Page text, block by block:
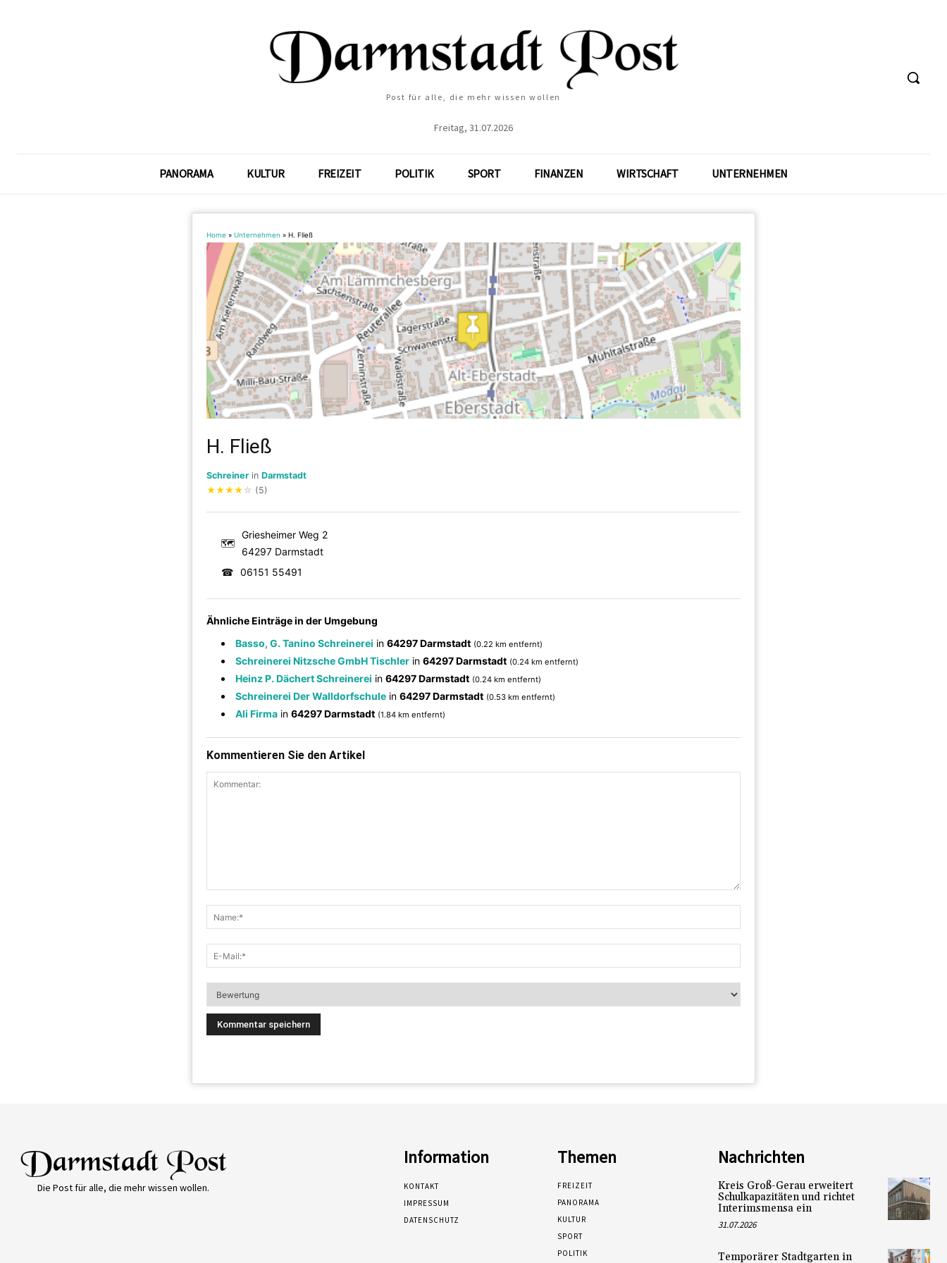
Post für alle, die mehr wissen wollen
Freitag, 31.07.2026
PANORAMA KULTUR FREIZEIT POLITIK SPORT FINANZEN WIRTSCHAFT UNTERNEHMEN
Home » Unternehmen » H. Fließ
H. Fließ
Schreiner in Darmstadt
★★★★ ☆ (5)
🗺
Griesheimer Weg 2
64297 Darmstadt
☎ 06151 55491
Ähnliche Einträge in der Umgebung
Basso, G. Tanino Schreinerei in 64297 Darmstadt (0.22 km entfernt)
Schreinerei Nitzsche GmbH Tischler in 64297 Darmstadt (0.24 km entfernt)
Heinz P. Dächert Schreinerei in 64297 Darmstadt (0.24 km entfernt)
Schreinerei Der Walldorfschule in 64297 Darmstadt (0.53 km entfernt)
Ali Firma in 64297 Darmstadt (1.84 km entfernt)
Kommentieren Sie den Artikel
Die Post für alle, die mehr wissen wollen.
Information
KONTAKT
IMPRESSUM
DATENSCHUTZ
Themen
FREIZEIT
PANORAMA
KULTUR
SPORT
POLITIK
Nachrichten
Kreis Groß-Gerau erweitert
Schulkapazitäten und richtet
Interimsmensa ein
31.07.2026
Temporärer Stadtgarten in